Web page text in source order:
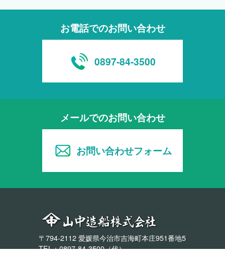
お電話でのお問い合わせ
0897-84-3500
メールでのお問い合わせ
お問い合わせフォーム
〒794-2112 愛媛県今治市吉海町本庄951番地5
TEL：0897-84-3500（代）